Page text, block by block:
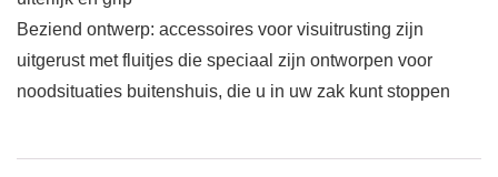
Beziend ontwerp: accessoires voor visuitrusting zijn
uitgerust met fluitjes die speciaal zijn ontworpen voor
noodsituaties buitenshuis, die u in uw zak kunt stoppen